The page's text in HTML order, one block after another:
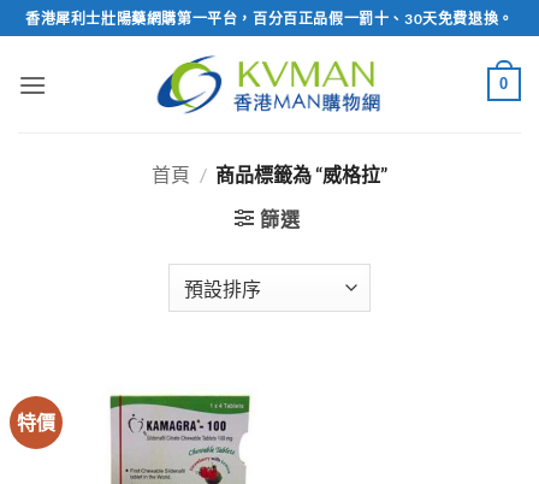
Skip
to
content
香港犀利士壯陽藥網購第一平台，百分百正品假一罰十、30天免費退換。
0
首頁 / 商品標籤為 “威格拉”
篩選
特價